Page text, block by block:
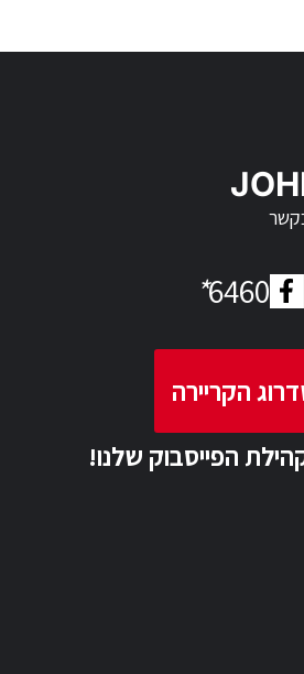
6460
*
הקריירה
הפייסבוק שלנו!